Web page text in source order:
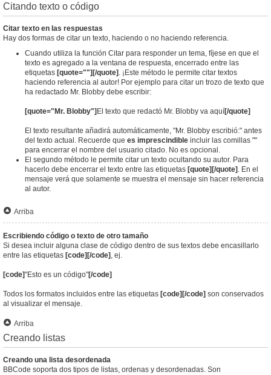
Citando texto o código
Citar texto en las respuestas
Hay dos formas de citar un texto, haciendo o no haciendo referencia.
Cuando utiliza la función Citar para responder un tema, fíjese en que el
texto es agregado a la ventana de respuesta, encerrado entre las
etiquetas [quote=""][/quote] . ¡Este método le permite citar textos
haciendo referencia al autor! Por ejemplo para citar un trozo de texto que
ha redactado Mr. Blobby debe escribir:
[quote="Mr. Blobby"] El texto que redactó Mr. Blobby va aquí[/quote]
El texto resultante añadirá automáticamente, "Mr. Blobby escribió:" antes
del texto actual. Recuerde que es imprescindible incluir las comillas ""
para encerrar el nombre del usuario citado. No es opcional.
El segundo método le permite citar un texto ocultando su autor. Para
hacerlo debe encerrar el texto entre las etiquetas [quote][/quote] . En el
mensaje verá que solamente se muestra el mensaje sin hacer referencia
al autor.
Arriba
Escribiendo código o texto de otro tamaño
Si desea incluir alguna clase de código dentro de sus textos debe encasillarlo
entre las etiquetas [code][/code] , ej.
[code]"Esto es un código"[/code]
Todos los formatos incluidos entre las etiquetas [code][/code] son conservados
al visualizar el mensaje.
Arriba
Creando listas
Creando una lista desordenada
BBCode soporta dos tipos de listas, ordenas y desordenadas. Son